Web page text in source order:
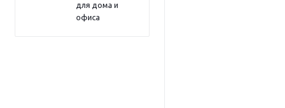
для дома и
офиса